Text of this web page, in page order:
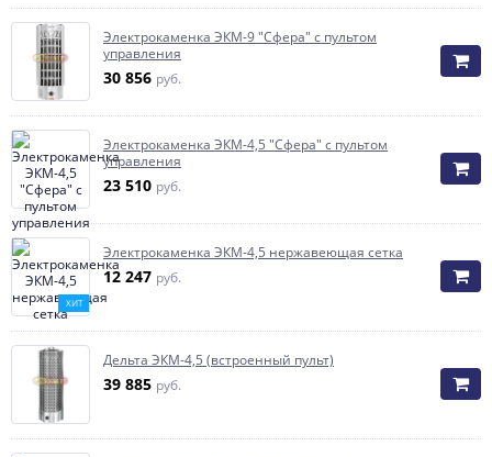
Электрокаменка ЭКМ-9 "Сфера" с пультом
управления
30 856 руб.
Электрокаменка ЭКМ-4,5 "Сфера" с пультом
управления
23 510 руб.
ХИТ
Электрокаменка ЭКМ-4,5 нержавеющая сетка
12 247 руб.
Дельта ЭКМ-4,5 (встроенный пульт)
39 885 руб.